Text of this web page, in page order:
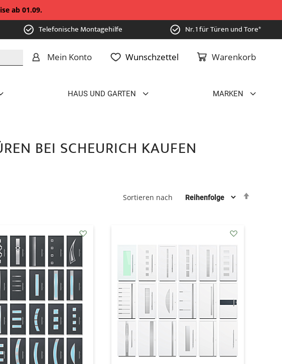
ab 01.09.
Telefonische Montagehilfe Nr. 1 für Türen und Tore*
Warenkorb
Mein Konto Wunschzettel
HAUS UND GARTEN MARKEN
BEI SCHEURICH KAUFEN
Sortieren nach
Wunschzettel
addAuf
den
Wunschzettel